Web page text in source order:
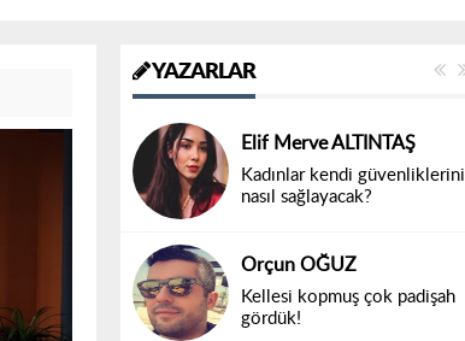
YAZARLAR
Elif Merve ALTINTAŞ
Kadınlar kendi güvenliklerini
nasıl sağlayacak?
Orçun OĞUZ
Kellesi kopmuş çok padişah
gördük!